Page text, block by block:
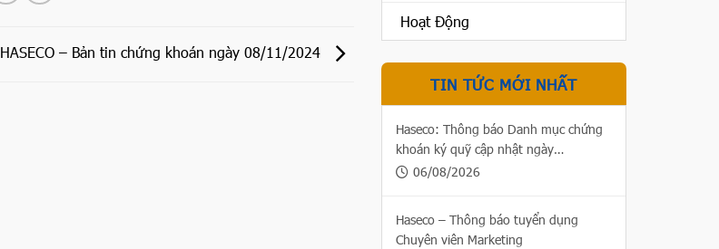
HASECO – Bản tin chứng khoán ngày 08/11/2024
Hoạt Động
TIN TỨC MỚI NHẤT
Haseco: Thông báo Danh mục chứng
khoán ký quỹ cập nhật ngày
06/08/2026
06/08/2026
Haseco – Thông báo tuyển dụng
Chuyên viên Marketing